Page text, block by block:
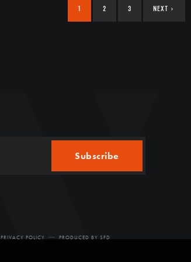
1 2 3 NEXT ›
Subscribe
PRIVACY POLICY PRODUCED BY SFD